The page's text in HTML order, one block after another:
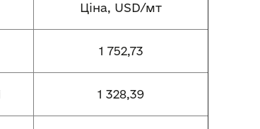
Ціна, USD/мт
1 752,73
1 328,39